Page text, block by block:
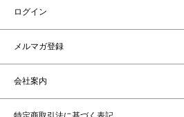
ログイン
メルマガ登録
会社案内